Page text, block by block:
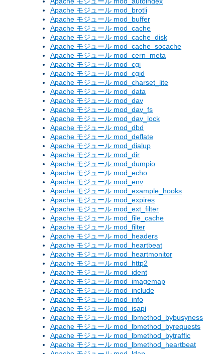
Apache モジュール mod_brotli
Apache モジュール mod_buffer
Apache モジュール mod_cache
Apache モジュール mod_cache_disk
Apache モジュール mod_cache_socache
Apache モジュール mod_cern_meta
Apache モジュール mod_cgi
Apache モジュール mod_cgid
Apache モジュール mod_charset_lite
Apache モジュール mod_data
Apache モジュール mod_dav
Apache モジュール mod_dav_fs
Apache モジュール mod_dav_lock
Apache モジュール mod_dbd
Apache モジュール mod_deflate
Apache モジュール mod_dialup
Apache モジュール mod_dir
Apache モジュール mod_dumpio
Apache モジュール mod_echo
Apache モジュール mod_env
Apache モジュール mod_example_hooks
Apache モジュール mod_expires
Apache モジュール mod_ext_filter
Apache モジュール mod_file_cache
Apache モジュール mod_filter
Apache モジュール mod_headers
Apache モジュール mod_heartbeat
Apache モジュール mod_heartmonitor
Apache モジュール mod_http2
Apache モジュール mod_ident
Apache モジュール mod_imagemap
Apache モジュール mod_include
Apache モジュール mod_info
Apache モジュール mod_isapi
Apache モジュール mod_lbmethod_bybusyness
Apache モジュール mod_lbmethod_byrequests
Apache モジュール mod_lbmethod_bytraffic
Apache モジュール mod_lbmethod_heartbeat